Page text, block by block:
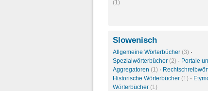
(1)
Slowenisch
Allgemeine Wörterbücher (3) ·
Spezialwörterbücher (2) · Portale
Aggregatoren (1) ·
Historische Wörterbücher (1) ·
Wörterbücher (1)